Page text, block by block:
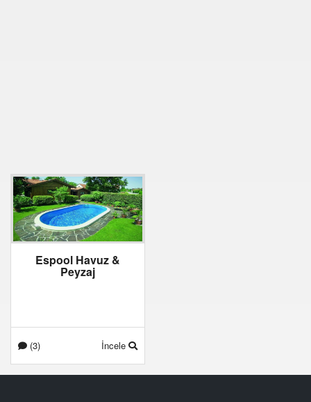
Espool Havuz &
Peyzaj
(3) İncele